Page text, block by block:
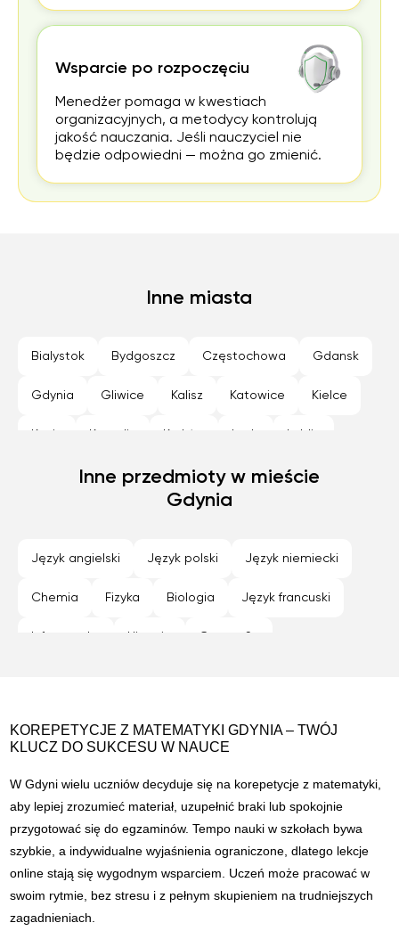
Wsparcie po rozpoczęciu
Menedżer pomaga w kwestiach
organizacyjnych, a metodycy kontrolują
jakość nauczania. Jeśli nauczyciel nie
będzie odpowiedni — można go zmienić.
Inne miasta
Bialystok Bydgoszcz Częstochowa Gdansk
Gdynia Gliwice Kalisz Katowice Kielce
Konin Koszalin Kraków Lodz Lublin
Nowy Sącz Olsztyn Opole Płock Poznan
Rzeszów
Sosnowiec Szczecin Tarnów Toruń
Warszawa Wroclaw Zabrze Zamość
Zielona Góra
Inne przedmioty w mieście
Gdynia
Język angielski Język polski Język niemiecki
Chemia Fizyka Biologia Język francuski
Informatyka Historia Geografia
KOREPETYCJE Z MATEMATYKI GDYNIA – TWÓJ
KLUCZ DO SUKCESU W NAUCE
W Gdyni wielu uczniów decyduje się na korepetycje z matematyki,
aby lepiej zrozumieć materiał, uzupełnić braki lub spokojnie
przygotować się do egzaminów. Tempo nauki w szkołach bywa
szybkie, a indywidualne wyjaśnienia ograniczone, dlatego lekcje
online stają się wygodnym wsparciem. Uczeń może pracować w
swoim rytmie, bez stresu i z pełnym skupieniem na trudniejszych
zagadnieniach.